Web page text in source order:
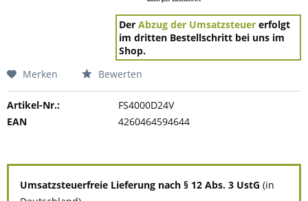
DerAbzug der Umsatzsteuer erfolgt
im dritten Bestellschritt bei uns im
Shop.
Merken
Bewerten
Artikel-Nr.:
FS4000D24V
EAN
4260464594644
Umsatzsteuerfreie Lieferung nach § 12 Abs. 3 UstG (in